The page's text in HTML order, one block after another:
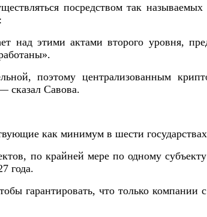
посредством так
над этими актами второго уровня,
поэтому централизованным
сказал Савова.
как минимум в шести
по крайней мере по одному
года.
гарантировать, что только